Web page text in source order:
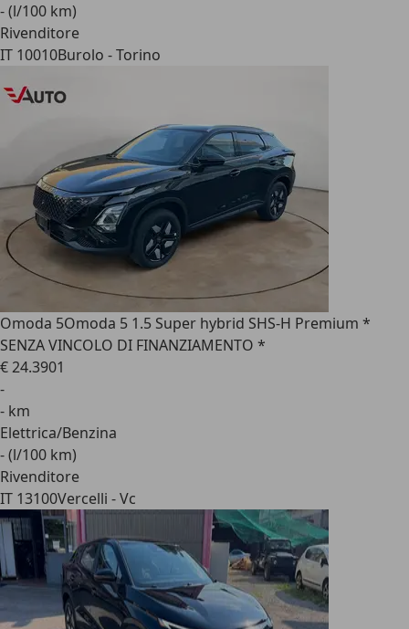
- (l/100 km)
Rivenditore
IT 10010Burolo - Torino
Omoda 5Omoda 5 1.5 Super hybrid SHS-H Premium *
SENZA VINCOLO DI FINANZIAMENTO *
€ 24.3901
-
- km
Elettrica/Benzina
- (l/100 km)
Rivenditore
IT 13100Vercelli - Vc